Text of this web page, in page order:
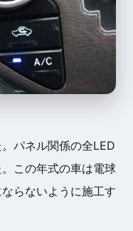
パネル関係の全LED
この年式の車は電球
らないように施工す